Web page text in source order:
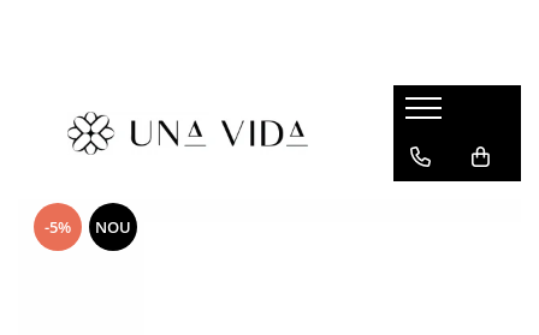
Cadouri pentru EA
CADOURI sub 150 lei - EA
CADOURI sub 150 lei - EL
-5% NOU